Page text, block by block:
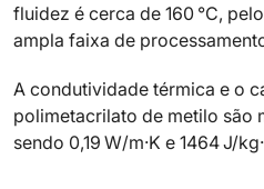
fluidez é cerca de 160 °C,
ampla faixa de
A condutividade térmica e o
polimetacrilato de metilo são
sendo 0,19 W/m·K e 1464 J/